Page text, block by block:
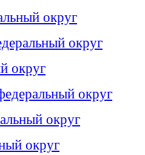
округ
округ
округ
округ
округ
округ